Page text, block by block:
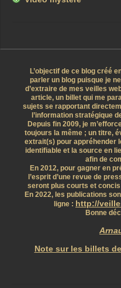
L’objectif de ce blog créé
parler un blog puisque je
d’extraire de mes veilles
article, un billet qui me
sujets se rapportant
l’information stratégique
Depuis fin 2009, je
toujours la même ; un titre,
extrait(s) pour appréhender
identifiable et la source en
afin de
En 2012, pour gagner en
l’esprit d’une revue de
seront plus courts et
En 2022, les publications
ligne : http://
Bonne
Note sur les billets